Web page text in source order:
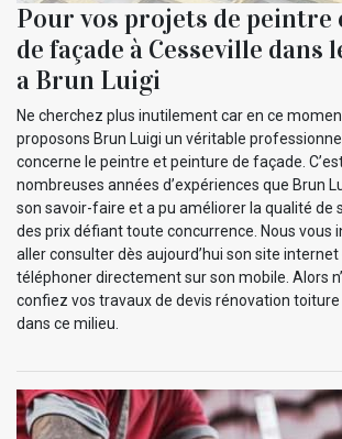
Pour vos projets de
de façade à Cesseville dans
a Brun Luigi
Ne cherchez plus inutilement car en ce
proposons Brun Luigi un véritable
concerne le peintre et peinture de façade.
nombreuses années d’expériences que Brun
son savoir-faire et a pu améliorer la qualité de
des prix défiant toute concurrence. Nous vous
aller consulter dès aujourd’hui son site internet
téléphoner directement sur son mobile. Alors
confiez vos travaux de devis rénovation
dans ce milieu.